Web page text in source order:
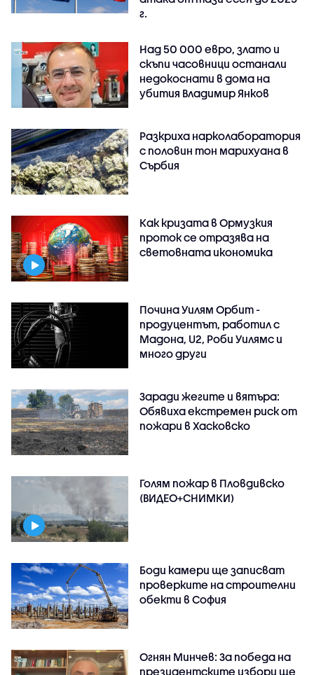
г.
Над 50 000 евро, злато и
скъпи часовници останали
недокоснати в дома на
убития Владимир Янков
Разкриха нарколаборатория
с половин тон марихуана в
Сърбия
Как кризата в Ормузкия
проток се отразява на
световната икономика
Почина Уилям Орбит -
продуцентът, работил с
Мадона, U2, Роби Уилямс и
много други
Заради жегите и вятъра:
Обявиха екстремен риск от
пожари в Хасковско
Голям пожар в Пловдивско
(ВИДЕО+СНИМКИ)
Боди камери ще записват
проверките на строителни
обекти в София
Огнян Минчев: За победа на
президентските избори ще